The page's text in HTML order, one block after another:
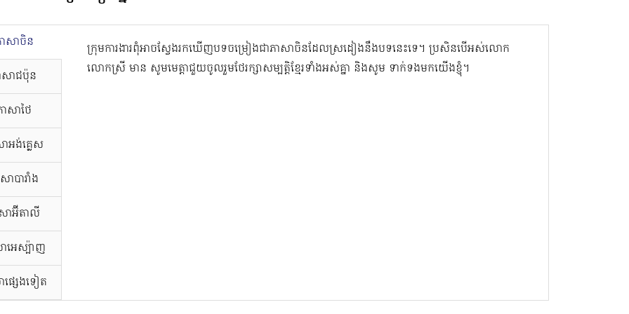
សាចិន
សាជប៉ុន
ាសាថៃ
អង់គ្លេស
ាបារាំង
ាអ៊ីតាលី
អេស្ប៉ាញ
ផ្សេងទៀត
ក្រុមការងារពុំអាចស្វែងរកឃើញបទចម្រៀងជាភាសាចិនដែលស្រដៀងនឹងបទនេះទេ។ ប្រសិនបើអស់លោក
លោកស្រី មាន សូមមេត្តាជួយចូលរួមថែរក្សាសម្បត្តិខ្មែរទាំងអស់គ្នា និងសូម ទាក់ទងមកយើងខ្ញុំ។